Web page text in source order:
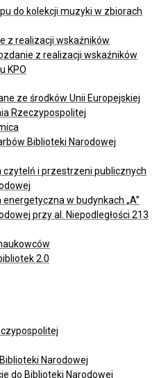
do kolekcji muzyki w zbiorach
z realizacji wskaźników
z realizacji wskaźników
KPO
ze środków Unii Europejskiej
Rzeczypospolitej
Biblioteki Narodowej
czytelń i przestrzeni publicznych
w budynkach „A”
przy al. Niepodległości 213
2.0
Narodowej
do Biblioteki Narodowej